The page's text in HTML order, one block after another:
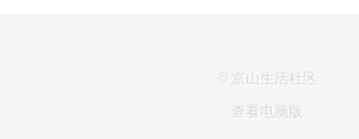
© 京山生活社区
查看电脑版